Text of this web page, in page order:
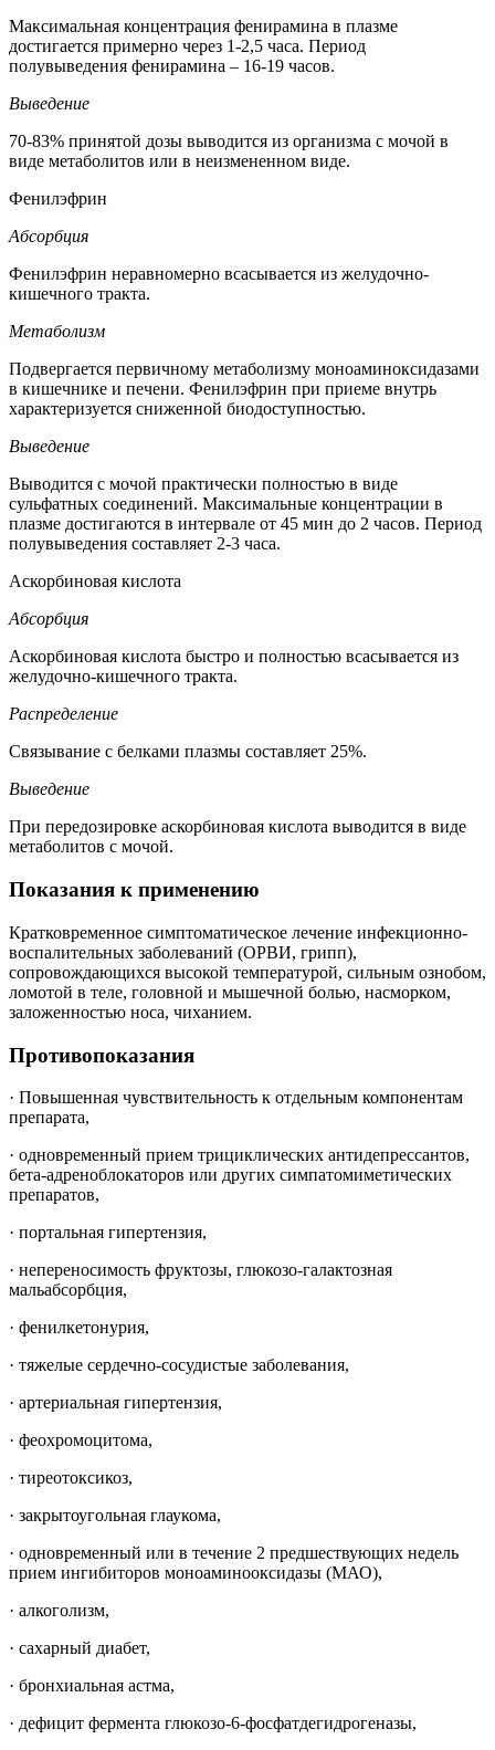
Максимальная концентрация фенирамина в плазме
достигается примерно через 1-2,5 часа. Период
полувыведения фенирамина – 16-19 часов.
Выведение
70-83% принятой дозы выводится из организма с мочой в
виде метаболитов или в неизмененном виде.
Фенилэфрин
Абсорбция
Фенилэфрин неравномерно всасывается из желудочно-
кишечного тракта.
Метаболизм
Подвергается первичному метаболизму моноаминоксидазами
в кишечнике и печени. Фенилэфрин при приеме внутрь
характеризуется сниженной биодоступностью.
Выведение
Выводится с мочой практически полностью в виде
сульфатных соединений. Максимальные концентрации в
плазме достигаются в интервале от 45 мин до 2 часов. Период
полувыведения составляет 2-3 часа.
Аскорбиновая кислота
Абсорбция
Аскорбиновая кислота быстро и полностью всасывается из
желудочно-кишечного тракта.
Распределение
Связывание с белками плазмы составляет 25%.
Выведение
При передозировке аскорбиновая кислота выводится в виде
метаболитов с мочой.
Показания к применению
Кратковременное симптоматическое лечение инфекционно-
воспалительных заболеваний (ОРВИ, грипп),
сопровождающихся высокой температурой, сильным ознобом,
ломотой в теле, головной и мышечной болью, насморком,
заложенностью носа, чиханием.
Противопоказания
· Повышенная чувствительность к отдельным компонентам
препарата,
· одновременный прием трициклических антидепрессантов,
бета-адреноблокаторов или других симпатомиметических
препаратов,
· портальная гипертензия,
· непереносимость фруктозы, глюкозо-галактозная
мальабсорбция,
· фенилкетонурия,
· тяжелые сердечно-сосудистые заболевания,
· артериальная гипертензия,
· феохромоцитома,
· тиреотоксикоз,
· закрытоугольная глаукома,
· одновременный или в течение 2 предшествующих недель
прием ингибиторов моноаминооксидазы (МАО),
· алкоголизм,
· сахарный диабет,
· бронхиальная астма,
· дефицит фермента глюкозо-6-фосфатдегидрогеназы,